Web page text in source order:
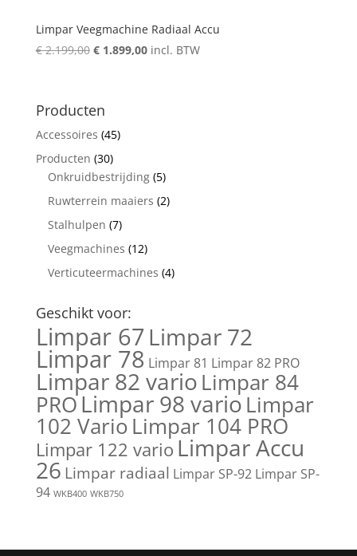
Limpar Veegmachine Radiaal Accu
€2.199,00 Oorspronkelijke
€ 2.199,00.
€1.899,00Huidige
incl. BTW
Producten
Accessoires (45)
Producten (30)
Onkruidbestrijding (5)
Ruwterrein maaiers (2)
Stalhulpen (7)
Veegmachines (12)
Verticuteermachines (4)
Geschikt voor:
Limpar 67 Limpar 72
Limpar 78 Limpar 81 Limpar 82 PRO
Limpar 82 varioLimpar 84
PROLimpar 98 varioLimpar
102 VarioLimpar 104 PRO
Limpar 122 vario Limpar Accu
26 Limpar radiaal Limpar SP-92 Limpar SP-
94 WKB400 WKB750